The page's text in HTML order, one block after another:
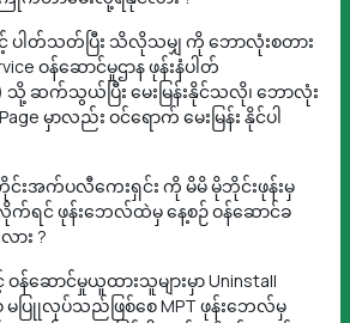
ပါတ်သတ်ပြီး သိလိုသမျှ ကို ဘောလုံးစတား
ဝန်ဆောင်မှုဌာန ဖုန်းနံပါတ်
သို့ ဆက်သွယ်ပြီး မေးမြန်းနိုင်သလို၊ ဘောလုံး
မှာလည်း ဝင်ရောက် မေးမြန်း နိုင်ပါ
င်းအက်ပလီကေးရှင်း ကို မိမိ မိုဘိုင်းဖုန်းမှ
က်ရင် ဖုန်းဘေလ်ထဲမှ နေ့စဉ် ဝန်ဆောင်ခ
ား ?
ဝန်ဆောင်မှုယူထားသူများမှာ Uninstall
မပြုုလုပ်သည်ဖြစ်စေ MPT ဖုန်းဘေလ်မှ